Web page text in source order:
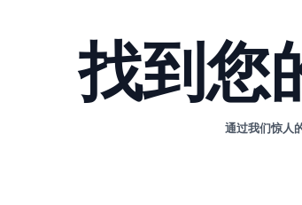
找到您
通过我们惊人